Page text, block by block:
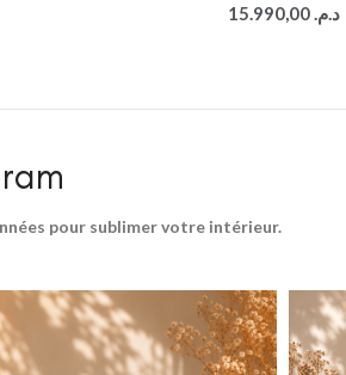
د.م. 15.990,00
pour sublimer votre intérieur.